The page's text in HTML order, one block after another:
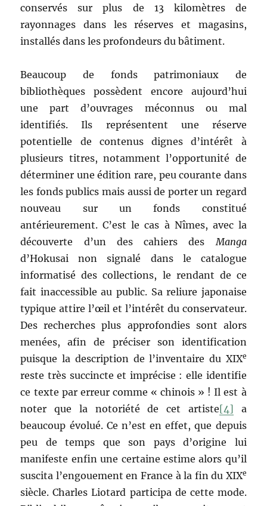
conservés sur plus de 13 kilomètres de
rayonnages dans les réserves et magasins,
installés dans les profondeurs du bâtiment.
Beaucoup de fonds patrimoniaux de
bibliothèques possèdent encore aujourd’hui
une part d’ouvrages méconnus ou mal
identifiés. Ils représentent une réserve
potentielle de contenus dignes d’intérêt à
plusieurs titres, notamment l’opportunité de
déterminer une édition rare, peu courante dans
les fonds publics mais aussi de porter un regard
nouveau sur un fonds constitué
antérieurement. C’est le cas à Nîmes, avec la
découverte d’un des cahiers desManga
d’Hokusai non signalé dans le catalogue
informatisé des collections, le rendant de ce
fait inaccessible au public. Sa reliure japonaise
typique attire l’œil et l’intérêt du conservateur.
Des recherches plus approfondies sont alors
menées, afin de préciser son identification
puisque la description de l’inventaire du XIXe
reste très succincte et imprécise : elle identifie
ce texte par erreur comme « chinois » ! Il est à
noter que la notoriété de cet artiste[4] a
beaucoup évolué. Ce n’est en effet, que depuis
peu de temps que son pays d’origine lui
manifeste enfin une certaine estime alors qu’il
suscita l’engouement en France à la fin du XIXe
siècle. Charles Liotard participa de cette mode.